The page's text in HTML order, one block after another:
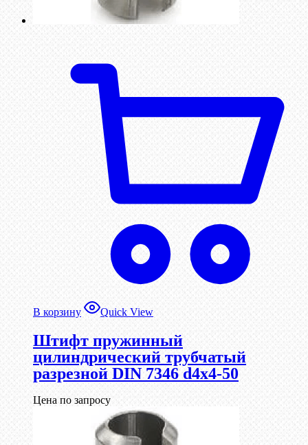
В корзину Quick View
Штифт пружинный
цилиндрический трубчатый
разрезной DIN 7346 d4х4-50
Цена по запросу